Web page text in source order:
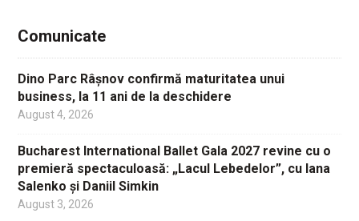
Comunicate
Dino Parc Râșnov confirmă maturitatea unui
business, la 11 ani de la deschidere
August 4, 2026
Bucharest International Ballet Gala 2027 revine cu o
premieră spectaculoasă: „Lacul Lebedelor”, cu Iana
Salenko și Daniil Simkin
August 3, 2026